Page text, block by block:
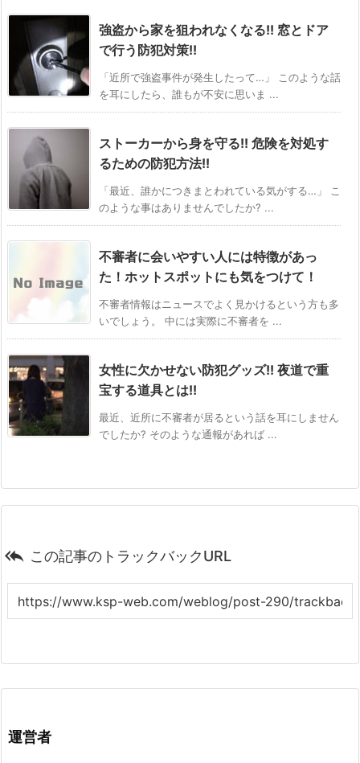
強盗から家を狙われなくなる!! 窓とドア
で行う防犯対策!!
「近所で強盗事件が発生したって…」 このような話
を耳にしたら、誰もが不安に思いま ...
ストーカーから身を守る!! 危険を対処す
るための防犯方法!!
「最近、誰かにつきまとわれている気がする…」 こ
のような事はありませんでしたか? ...
不審者に会いやすい人には特徴があっ
た！ホットスポットにも気をつけて！
不審者情報はニュースでよく見かけるという方も多
いでしょう。 中には実際に不審者を ...
女性に欠かせない防犯グッズ!! 夜道で重
宝する道具とは!!
最近、近所に不審者が居るという話を耳にしません
でしたか? そのような通報があれば ...
 この記事のトラックバックURL
運営者